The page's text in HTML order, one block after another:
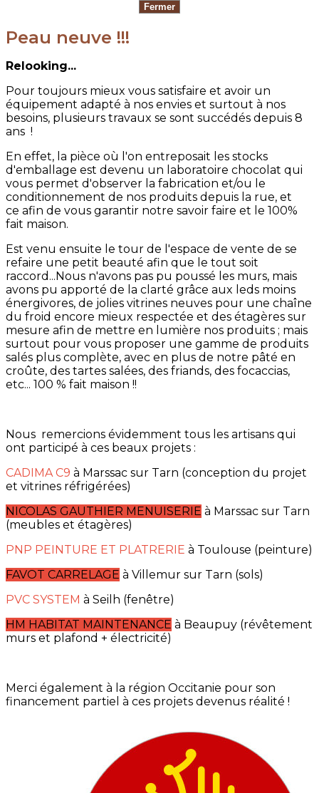
Peau neuve !!!
Relooking...
Pour toujours mieux vous satisfaire et avoir un
équipement adapté à nos envies et surtout à nos
besoins, plusieurs travaux se sont succédés depuis 8
ans !
En effet, la pièce où l'on entreposait les stocks
d'emballage est devenu un laboratoire chocolat qui
vous permet d'observer la fabrication et/ou le
conditionnement de nos produits depuis la rue, et
ce afin de vous garantir notre savoir faire et le 100%
fait maison.
Est venu ensuite le tour de l'espace de vente de se
refaire une petit beauté afin que le tout soit
raccord...Nous n'avons pas pu poussé les murs, mais
avons pu apporté de la clarté grâce aux leds moins
énergivores, de jolies vitrines neuves pour une chaîne
du froid encore mieux respectée et des étagères sur
mesure afin de mettre en lumière nos produits ; mais
surtout pour vous proposer une gamme de produits
salés plus complète, avec en plus de notre pâté en
croûte, des tartes salées, des friands, des focaccias,
etc... 100 % fait maison !!
Nous remercions évidemment tous les artisans qui
ont participé à ces beaux projets :
CADIMA C9 à Marssac sur Tarn (conception du projet
et vitrines réfrigérées)
NICOLAS GAUTHIER MENUISERIE à Marssac sur Tarn
(meubles et étagères)
PNP PEINTURE ET PLATRERIE à Toulouse (peinture)
FAVOT CARRELAGE à Villemur sur Tarn (sols)
PVC SYSTEM à Seilh (fenêtre)
HM HABITAT MAINTENANCE à Beaupuy (révêtement
murs et plafond + électricité)
Merci également à la région Occitanie pour son
financement partiel à ces projets devenus réalité !